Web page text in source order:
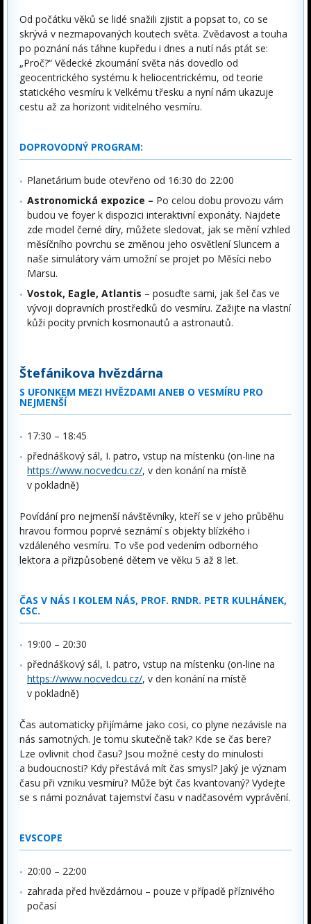
Od počátku věků se lidé snažili zjistit a popsat to, co se
skrývá v nezmapovaných koutech světa. Zvědavost a touha
po poznání nás táhne kupředu i dnes a nutí nás ptát se:
„Proč?“ Vědecké zkoumání světa nás dovedlo od
geocentrického systému k heliocentrickému, od teorie
statického vesmíru k Velkému třesku a nyní nám ukazuje
cestu až za horizont viditelného vesmíru.
DOPROVODNÝ PROGRAM:
Planetárium bude otevřeno od 16:30 do 22:00
Astronomická expozice – Po celou dobu provozu vám
budou ve foyer k dispozici interaktivní exponáty. Najdete
zde model černé díry, můžete sledovat, jak se mění vzhled
měsíčního povrchu se změnou jeho osvětlení Sluncem a
naše simulátory vám umožní se projet po Měsíci nebo
Marsu.
Vostok, Eagle, Atlantis – posuďte sami, jak šel čas ve
vývoji dopravních prostředků do vesmíru. Zažijte na vlastní
kůži pocity prvních kosmonautů a astronautů.
Štefánikova hvězdárna
S UFONKEM MEZI HVĚZDAMI ANEB O VESMÍRU PRO
NEJMENŠÍ
17:30 – 18:45
přednáškový sál, I. patro, vstup na místenku (on-line na
https://www.nocvedcu.cz/, v den konání na místě
v pokladně)
Povídání pro nejmenší návštěvníky, kteří se v jeho průběhu
hravou formou poprvé seznámí s objekty blízkého i
vzdáleného vesmíru. To vše pod vedením odborného
lektora a přizpůsobené dětem ve věku 5 až 8 let.
ČAS V NÁS I KOLEM NÁS, PROF. RNDR. PETR KULHÁNEK,
CSC.
19:00 – 20:30
přednáškový sál, I. patro, vstup na místenku (on-line na
https://www.nocvedcu.cz/, v den konání na místě
v pokladně)
Čas automaticky přijímáme jako cosi, co plyne nezávisle na
nás samotných. Je tomu skutečně tak? Kde se čas bere?
Lze ovlivnit chod času? Jsou možné cesty do minulosti
a budoucnosti? Kdy přestává mít čas smysl? Jaký je význam
času při vzniku vesmíru? Může být čas kvantovaný? Vydejte
se s námi poznávat tajemství času v nadčasovém vyprávění.
EVSCOPE
20:00 – 22:00
zahrada před hvězdárnou – pouze v případě příznivého
počasí